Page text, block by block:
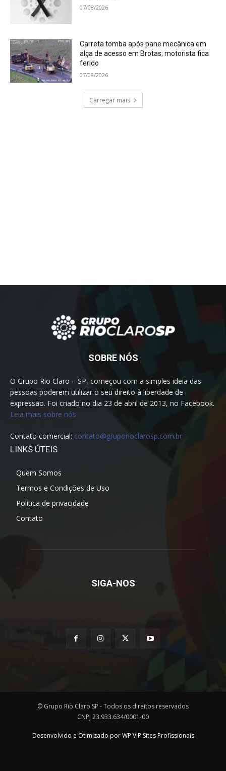
07/08/2026
Carreta tomba após pane mecânica em
alça de acesso em Brotas; motorista fica
ferido
07/08/2026
Carregar mais
SOBRE NÓS
O Grupo Rio Claro – SP, começou com a simples ideia das
pessoas poderem utilizar o seu direito à liberdade de
expressão. Foi criado no dia 23 de abril de 2013, no Facebook.
Leia mais sobre nós
Contato comercial: contato@gruporioclarosp.com.br
LINKS ÚTEIS
Quem Somos
Termos e Condições de Uso
Política de privacidade
Contato
SIGA-NOS
© Grupo Rio Claro SP - Todos os direitos reservados
CNPJ 23.933.634/0001-00
Desenvolvido e Otimizado por WP VIP Sites Profissionais